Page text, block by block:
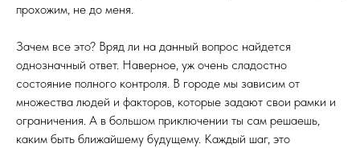
прохожим, не до меня.
Зачем все это? Вряд ли на данный вопрос найдется
однозначный ответ. Наверное, уж очень сладостно
состояние полного контроля. В городе мы зависим от
множества людей и факторов, которые задают свои рамки и
ограничения. А в большом приключении ты сам решаешь,
каким быть ближайшему будущему. Каждый шаг, это